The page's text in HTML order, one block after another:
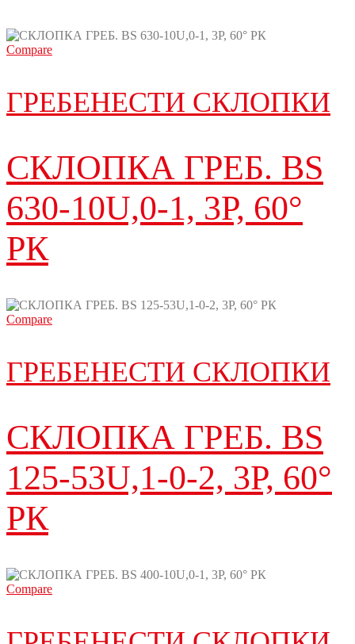
Compare
ГРЕБЕНЕСТИ СКЛОПКИ
СКЛОПКА ГРЕБ. BS
630-10U,0-1, 3P, 60°
РК
Compare
ГРЕБЕНЕСТИ СКЛОПКИ
СКЛОПКА ГРЕБ. BS
125-53U,1-0-2, 3P, 60°
РК
Compare